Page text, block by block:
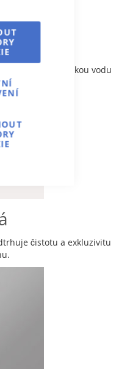
průzračnou mořskou vodu
atmosféru.
čistotu a exkluzivitu